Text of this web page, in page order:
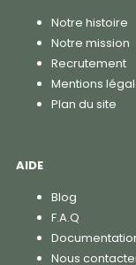
Notre histoire
Notre mission
Recrutement
Mentions
Plan du site
AIDE
Blog
F.A.Q
Nous